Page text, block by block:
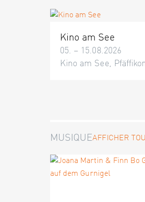
Kino am See
05. – 15.08.2026
Kino am See,
MUSIQUEAFFICHER